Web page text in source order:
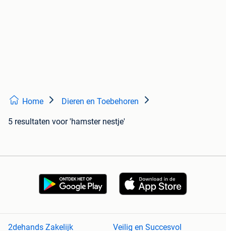
Home Dieren en Toebehoren
5 resultaten voor 'hamster nestje'
2dehands Zakelijk Veilig en Succesvol